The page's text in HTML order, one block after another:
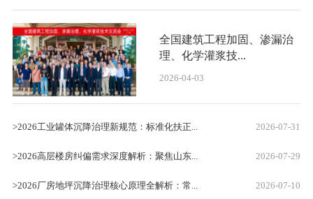
全国建筑工程加固、渗漏治
理、化学灌浆技...
2026-04-03
>2026工业罐体沉降治理新规范：标准化扶正... 2026-07-31
>2026高层楼房纠偏需求深度解析：聚焦山东... 2026-07-29
>2026厂房地坪沉降治理核心原理全解析：常... 2026-07-10